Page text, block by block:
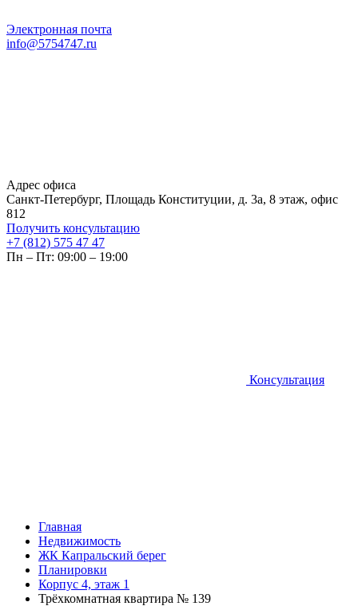
Электронная почта
info@5754747.ru
Адрес офиса
Санкт-Петербург, Площадь Конституции, д. 3а, 8 этаж, офис
812
Получить консультацию
+7 (812) 575 47 47
Пн – Пт: 09:00 – 19:00
Консультация
Главная
Недвижимость
ЖК Капральский берег
Планировки
Корпус 4, этаж 1
Трёхкомнатная квартира № 139